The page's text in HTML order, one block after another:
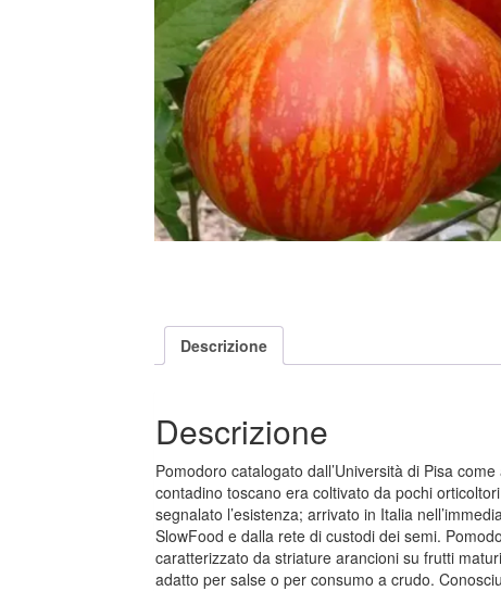
Descrizione
Descrizione
Pomodoro catalogato dall’Università di Pisa
contadino toscano era coltivato da pochi
segnalato l’esistenza; arrivato in Italia
SlowFood e dalla rete di custodi dei semi.
caratterizzato da striature arancioni su frutti
adatto per salse o per consumo a crudo.